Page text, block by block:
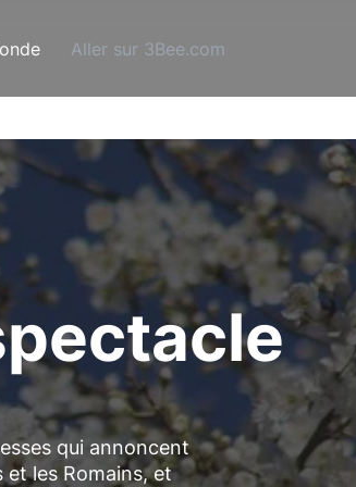
Aller sur 3Bee.com
qui annoncent
et les Romains, et